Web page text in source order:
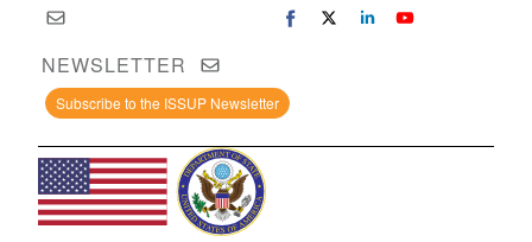
NEWSLETTER
Subscribe to the ISSUP Newsletter